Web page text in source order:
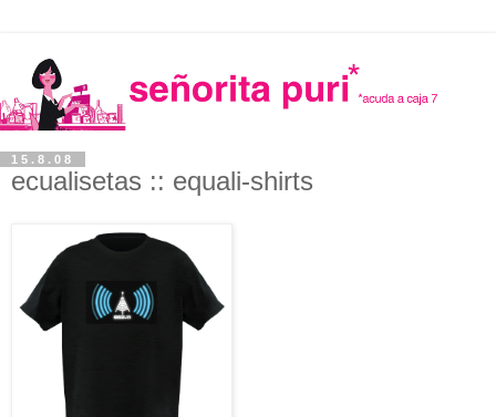
15.8.08
ecualisetas :: equali-shirts